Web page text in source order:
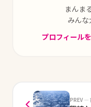
まんま
みんな
プロフィール
PREV —